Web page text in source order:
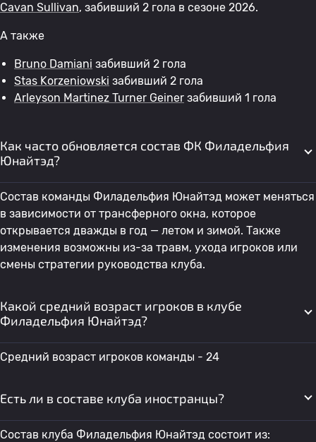
Cavan Sullivan, забивший 2 гола в сезоне 2026.
А также
Bruno Damiani забивший 2 гола
Stas Korzeniowski забивший 2 гола
Arleyson Martinez Turner Geiner забивший 1 гола
Как часто обновляется состав ФК Филадельфия
Юнайтэд?
Состав команды Филадельфия Юнайтэд может меняться
в зависимости от трансферного окна, которое
открывается дважды в год — летом и зимой. Также
изменения возможны из-за травм, ухода игроков или
смены стратегии руководства клуба.
Какой средний возраст игроков в клубе
Филадельфия Юнайтэд?
Средний возраст игроков команды - 24
Есть ли в составе клуба иностранцы?
Состав клуба Филадельфия Юнайтэд состоит из: